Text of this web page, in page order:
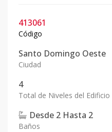
413061
Código
Santo Domingo Oeste
Ciudad
4
Total de Niveles del Edificio
Desde 2 Hasta 2
Baños